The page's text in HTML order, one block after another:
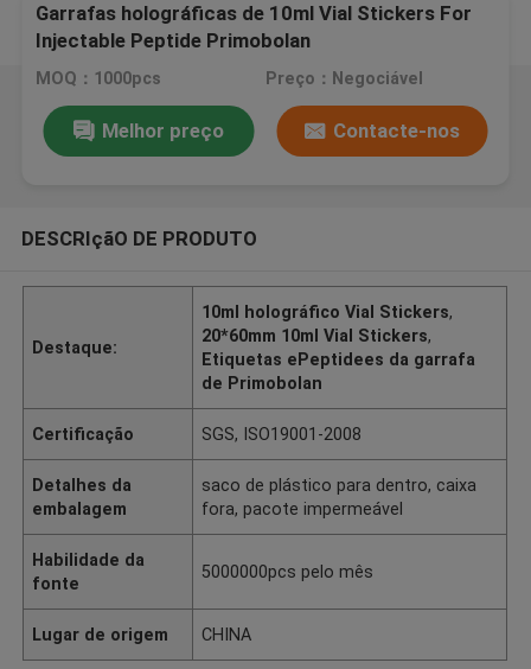
Garrafas holográficas de 10ml Vial Stickers For
Injectable Peptide Primobolan
MOQ：1000pcs Preço：Negociável
Melhor preço Contacte-nos
DESCRIçãO DE PRODUTO
Destaque:
10ml holográfico Vial Stickers,
20*60mm 10ml Vial Stickers,
Etiquetas ePeptidees da garrafa
de Primobolan
Certificação SGS, ISO19001-2008
Detalhes da
embalagem
saco de plástico para dentro, caixa
fora, pacote impermeável
Habilidade da
fonte
5000000pcs pelo mês
Lugar de origem CHINA